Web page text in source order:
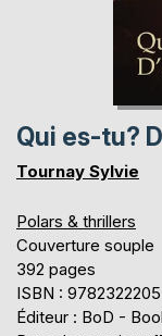
Qui es-tu?
Tournay Sylvie
Polars & thrillers
Couverture souple
392 pages
ISBN :
Éditeur : BoD -